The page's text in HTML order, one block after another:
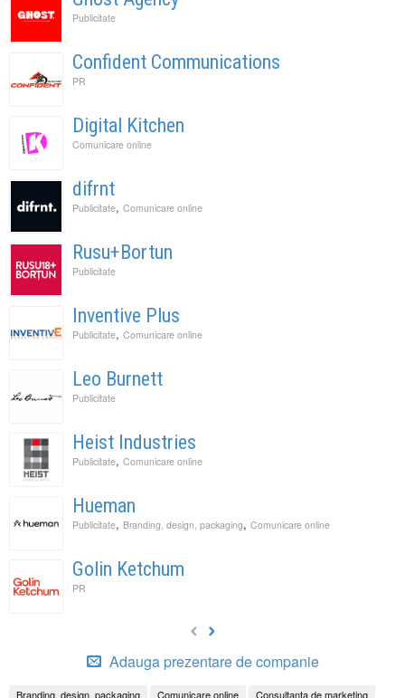
Publicitate
Confident Communications
PR
Digital Kitchen
Comunicare online
difrnt
Publicitate, Comunicare online
Rusu+Bortun
Publicitate
Inventive Plus
Publicitate, Comunicare online
Leo Burnett
Publicitate
Heist Industries
Publicitate, Comunicare online
Hueman
Publicitate, Branding, design, packaging, Comunicare online
Golin Ketchum
PR
Adauga prezentare de companie
Branding, design, packaging Comunicare online Consultanta de marketing